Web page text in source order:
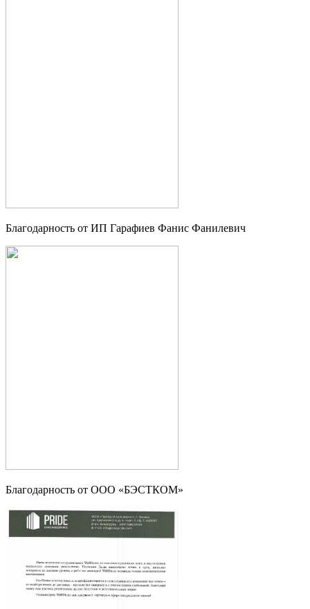
Благодарность от ИП Гарафиев Фанис Фанилевич
Благодарность от ООО «БЭСТКОМ»